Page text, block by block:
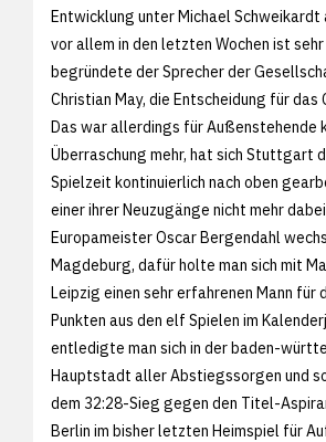
Entwicklung unter Michael
vor allem in den letzten Wochen ist
begründete der Sprecher der
Christian May, die Entscheidung für das
Das war allerdings für Außenstehende
Überraschung mehr, hat sich Stuttgart
Spielzeit kontinuierlich nach oben
einer ihrer Neuzugänge nicht mehr
Europameister Oscar Bergendahl
Magdeburg, dafür holte man sich mit
Leipzig einen sehr erfahrenen Mann für
Punkten aus den elf Spielen im
entledigte man sich in der baden-
Hauptstadt aller Abstiegssorgen und
dem 32:28-Sieg gegen den Titel-
Berlin im bisher letzten Heimspiel für